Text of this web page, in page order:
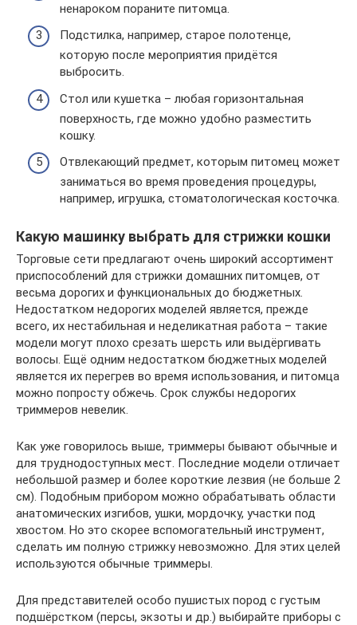
ненароком пораните питомца.
Подстилка, например, старое полотенце,
которую после мероприятия придётся
выбросить.
Стол или кушетка – любая горизонтальная
поверхность, где можно удобно разместить
кошку.
Отвлекающий предмет, которым питомец может
заниматься во время проведения процедуры,
например, игрушка, стоматологическая косточка.
Какую машинку выбрать для стрижки кошки
Торговые сети предлагают очень широкий ассортимент
приспособлений для стрижки домашних питомцев, от
весьма дорогих и функциональных до бюджетных.
Недостатком недорогих моделей является, прежде
всего, их нестабильная и неделикатная работа – такие
модели могут плохо срезать шерсть или выдёргивать
волосы. Ещё одним недостатком бюджетных моделей
является их перегрев во время использования, и питомца
можно попросту обжечь. Срок службы недорогих
триммеров невелик.
Как уже говорилось выше, триммеры бывают обычные и
для труднодоступных мест. Последние модели отличает
небольшой размер и более короткие лезвия (не больше 2
см). Подобным прибором можно обрабатывать области
анатомических изгибов, ушки, мордочку, участки под
хвостом. Но это скорее вспомогательный инструмент,
сделать им полную стрижку невозможно. Для этих целей
используются обычные триммеры.
Для представителей особо пушистых пород с густым
подшёрстком (персы, экзоты и др.) выбирайте приборы с